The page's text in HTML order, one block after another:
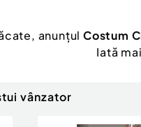
anunțulCostum
Iată
vânzator